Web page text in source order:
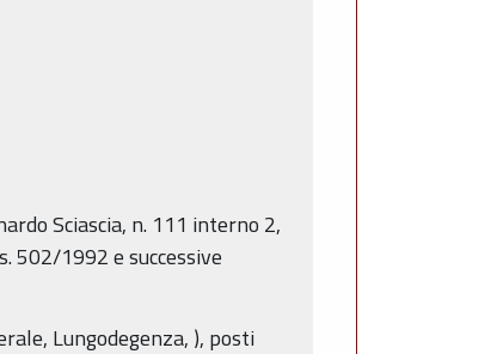
Sciascia, n. 111 interno 2,
502/1992 e successive
Lungodegenza, ), posti